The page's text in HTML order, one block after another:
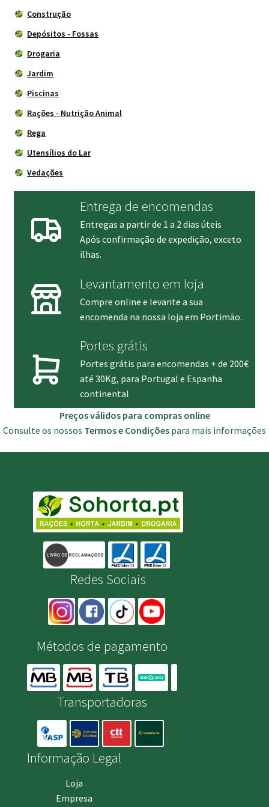
Construção
Depósitos - Fossas
Drogaria
Jardim
Piscinas
Rações - Nutrição Animal
Rega
Utensílios do Lar
Vedações
Entrega de encomendas
Entregas a partir de 1 a 2 dias úteis
Após confirmação de expedição, exceto
ilhas.
Levantamento em loja
Compre online e levante a sua
encomenda na nossa loja em Portimão.
Portes grátis
Portes grátis para encomendas + de 200€
até 30Kg, para Portugal e Espanha
continental
Preços válidos para compras online
Consulte os nossos Termos e Condições para mais informações
Redes Sociais
Métodos de pagamento
Transportadoras
Informação Legal
Loja
Empresa